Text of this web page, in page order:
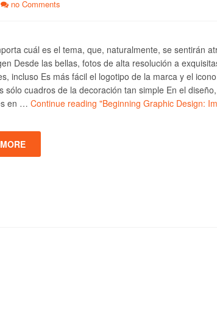
no Comments
cuál es el tema, que, naturalmente, se sentirán
Desde las bellas, fotos de alta resolución a
incluso Es más fácil el logotipo de la marca y el
sólo cuadros de la decoración tan simple En el
en … Continue reading "Beginning Graphic Design: